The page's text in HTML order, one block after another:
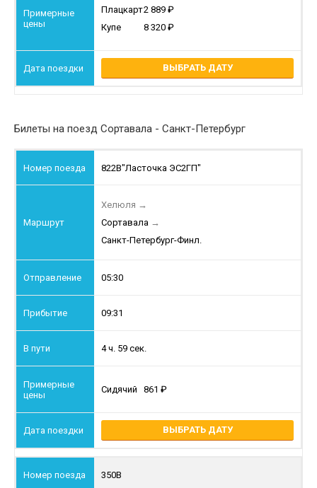
Плацкарт2 889
Купе
8 320
ВЫБРАТЬ ДАТУ
Билеты на поезд Сортавала - Санкт-Петербург
822В"Ласточка ЭС2ГП"
Хелюля →
Сортавала →
Санкт-Петербург-Финл.
05:30
09:31
4 ч. 59 сек.
Сидячий 861
ВЫБРАТЬ ДАТУ
350В